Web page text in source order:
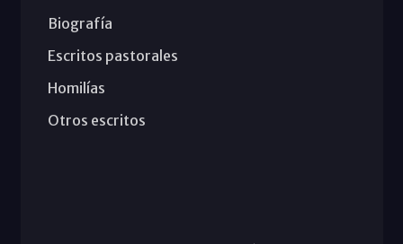
Biografía
Escritos pastorales
Homilías
Otros escritos